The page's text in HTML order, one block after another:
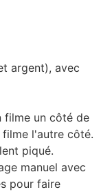
argent), avec
filme un côté de
l'autre côté.
piqué.
manuel avec
pour faire